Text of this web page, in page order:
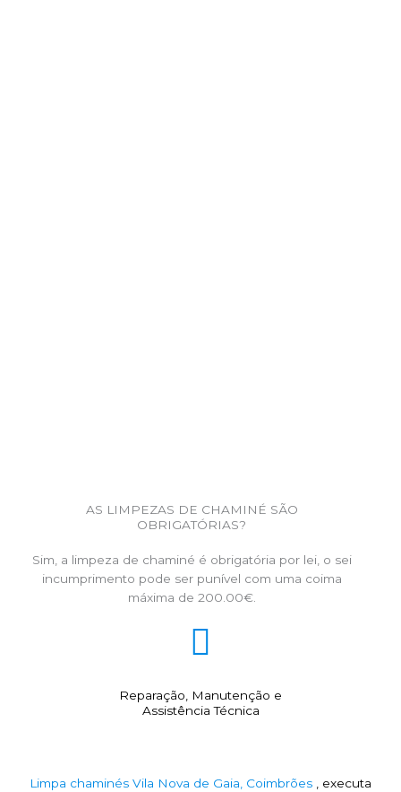
AS LIMPEZAS DE CHAMINÉ SÃO
OBRIGATÓRIAS?
Sim, a limpeza de chaminé é obrigatória por lei, o sei
incumprimento pode ser punível com uma coima
máxima de 200.00€.
Reparação, Manutenção e
Assistência Técnica
Limpa chaminés Vila Nova de Gaia, Coimbrões , executa